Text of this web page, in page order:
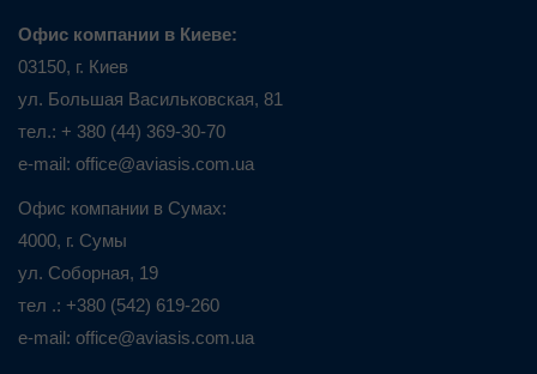
Офис компании в Киеве:
03150, г. Киев
ул. Большая Васильковская, 81
тел.: + 380 (44) 369-30-70
e-mail: office@aviasis.com.ua
Офис компании в Сумах:
4000, г. Сумы
ул. Соборная, 19
тел .: +380 (542) 619-260
e-mail: office@aviasis.com.ua